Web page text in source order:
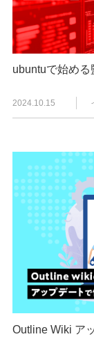
ubuntuで始め
2024.10.15
Outline Wiki ア